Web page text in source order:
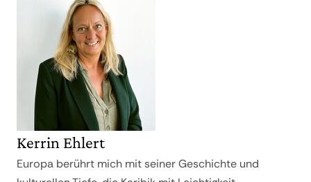
Kerrin Ehlert
Europa berührt mich mit seiner Geschichte und